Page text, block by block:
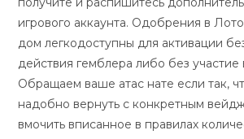
игрового аккаунта. Одобрения в
дом легкодоступны для активации
действия гемблера либо без участие
Обращаем ваше атас нате если так,
надобно вернуть с конкретным
вмочить вписанное в правилах